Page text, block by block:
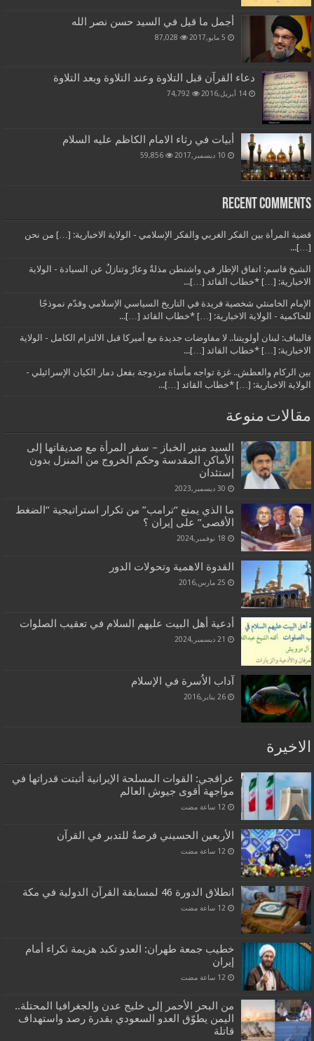
أجمل ما قيل في السيد حسن نصر الله
5 مايو,2017 87,028
دعاء القرآن قبل التلاوة وعند التلاوة وبعد التلاوة
14 أبريل,2016 74,792
أبيات في رثاء الامام الكاظم عليه السلام
10 ديسمبر,2017 59,856
Recent Comments
قضية المرأة بين الفكر الغربي والفكر الإسلامي - الولاية الاخبارية: […] من نحن
[…]...
الشيخ قاسم: اتفاق الإطار في واشنطن مذلةٌ وعارٌ وتنازلٌ عن السيادة - الولاية
الاخبارية: […] *خطاب القائد […]...
الإمام الخامنئي شخصية فريدة في التاريخ السياسي الإسلامي وقدّم نموذجًا
للحاكمية - الولاية الاخبارية: […] *خطاب القائد […]...
قاليباف: لبنان أولويتنا.. لا مفاوضات جديدة مع أميركا قبل الالتزام الكامل - الولاية
الاخبارية: […] *خطاب القائد […]...
بين الركام والعطش.. غزة تواجه مأساة مزدوجة بفعل دمار الكيان الإسرائيلي -
الولاية الاخبارية: […] *خطاب القائد […]...
مقالات منوعة
السيد منير الخباز – سفر المرأة مع صديقاتها إلى
الأماكن المقدسة وحكم الخروج من المنزل بدون
إستئدان
30 ديسمبر,2023
ما الذي يمنع “ترامب” من تكرار استراتيجية “الضغط
الأقصى” على إيران ؟
18 نوفمبر,2024
القدوة الاهمية وتحولات الدور
25 مارس,2016
أدعية أهل البيت عليهم السلام في تعقيب الصلوات
21 ديسمبر,2024
آداب الاُسرة في الإسلام
26 يناير,2016
الاخيرة
عراقجي: القوات المسلحة الإيرانية أثبتت قدراتها في
مواجهة أقوى جيوش العالم
الأربعين الحسيني فرصةٌ للتدبر في القرآن
انطلاق الدورة 46 لمسابقة القرآن الدولية في مكة
خطيب جمعة طهران: العدو تكبد هزيمة نكراء أمام
إيران
من البحر الأحمر إلى خليج عدن والجغرافيا المحتلة..
اليمن يطوّق العدو السعودي بقدرة رصد واستهداف
قاتلة